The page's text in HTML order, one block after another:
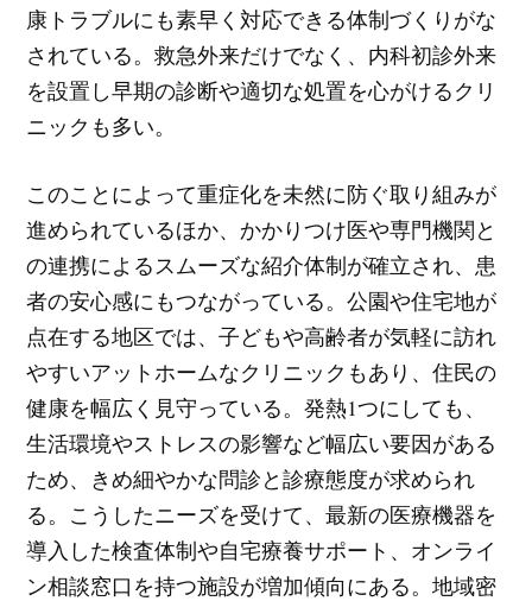
康トラブルにも素早く対応できる体制づくりがな
されている。救急外来だけでなく、内科初診外来
を設置し早期の診断や適切な処置を心がけるクリ
ニックも多い。
このことによって重症化を未然に防ぐ取り組みが
進められているほか、かかりつけ医や専門機関と
の連携によるスムーズな紹介体制が確立され、患
者の安心感にもつながっている。公園や住宅地が
点在する地区では、子どもや高齢者が気軽に訪れ
やすいアットホームなクリニックもあり、住民の
健康を幅広く見守っている。発熱1つにしても、
生活環境やストレスの影響など幅広い要因がある
ため、きめ細やかな問診と診療態度が求められ
る。こうしたニーズを受けて、最新の医療機器を
導入した検査体制や自宅療養サポート、オンライ
ン相談窓口を持つ施設が増加傾向にある。地域密